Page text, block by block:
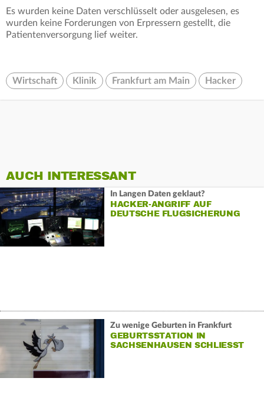
Es wurden keine Daten verschlüsselt oder ausgelesen, es
wurden keine Forderungen von Erpressern gestellt, die
Patientenversorgung lief weiter.
Wirtschaft Klinik Frankfurt am Main Hacker
AUCH INTERESSANT
In Langen Daten geklaut?
HACKER-ANGRIFF AUF
DEUTSCHE FLUGSICHERUNG
Zu wenige Geburten in Frankfurt
GEBURTSSTATION IN
SACHSENHAUSEN SCHLIESST